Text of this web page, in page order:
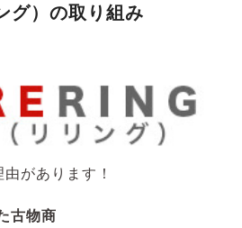
グ）の取り組み
があります！
古物商